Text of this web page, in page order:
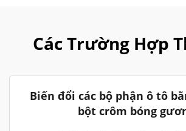
Các Trường Hợp
Biến đổi các bộ phận ô tô
bột crôm bóng